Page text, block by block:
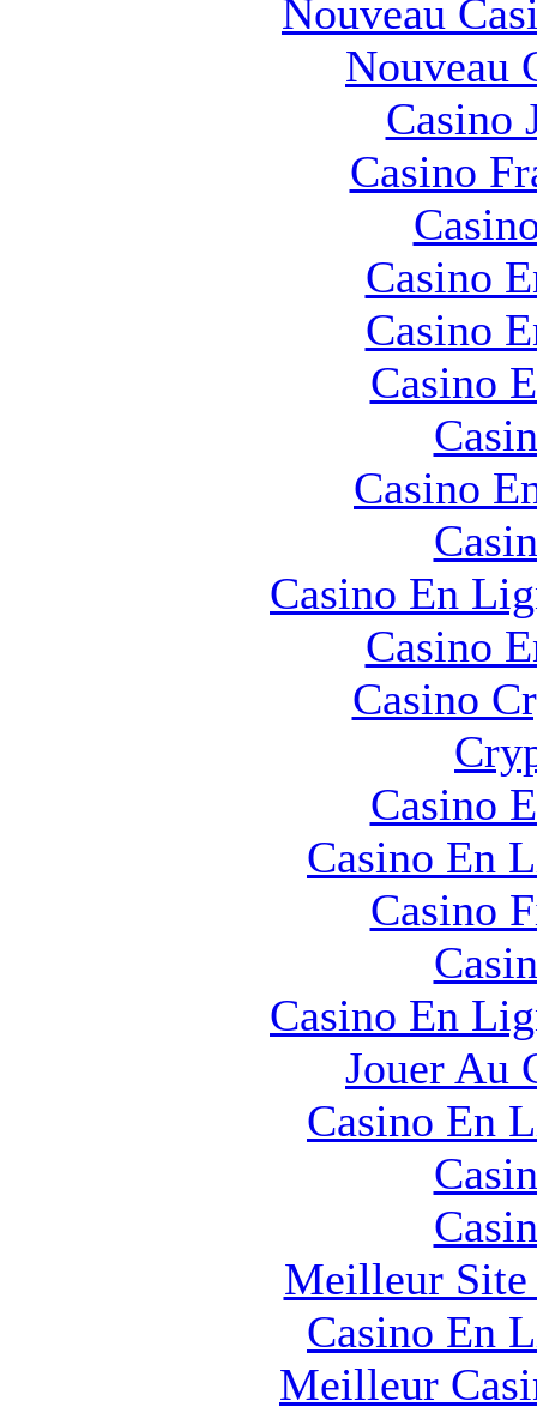
Nouveau
Nouveau
Casino
Casino
Casino
Casino
Casino
Casino
Casino En
Casino
Casino
Casino
Casino En
Casino
Casino En
Jouer Au
Casino En
Meilleur Site
Casino En
Meilleur